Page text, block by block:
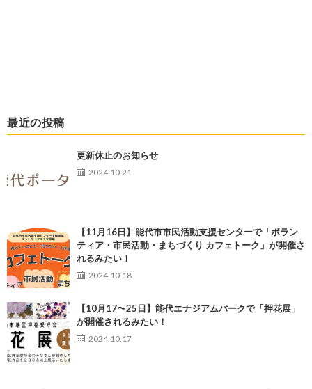
最近の投稿
更新休止のお知らせ
2024.10.21
【11月16日】能代市市民活動支援センターで「ボラン
ティア・市民活動・まちづくり カフェトーク」が開催さ
れるみたい！
2024.10.18
【10月17〜25日】能代エナジアムパークで「押花展」
が開催されるみたい！
2024.10.17